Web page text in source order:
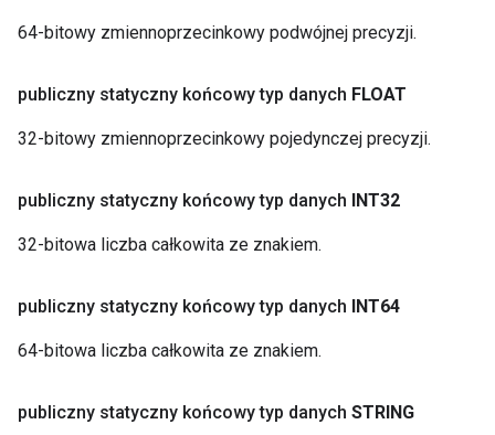
64-bitowy zmiennoprzecinkowy podwójnej precyzji.
publiczny statyczny końcowy typ danych FLOAT
32-bitowy zmiennoprzecinkowy pojedynczej precyzji.
publiczny statyczny końcowy typ danych INT32
32-bitowa liczba całkowita ze znakiem.
publiczny statyczny końcowy typ danych INT64
64-bitowa liczba całkowita ze znakiem.
publiczny statyczny końcowy typ danych STRING